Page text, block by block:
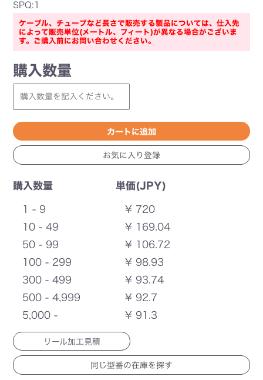
SPQ:1
ケーブル、チューブなど長さで販売する製品については、仕入先
によって販売単位(メートル、フィート)が異なる場合がございま
す。ご購入前にお問い合わせください。
購入数量
購入数量 単価(JPY)
1 - 9
¥ 720
10 - 49
¥ 169.04
50 - 99
¥ 106.72
100 - 299
¥ 98.93
300 - 499
¥ 93.74
500 - 4,999
¥ 92.7
5,000 -
¥ 91.3
リール加工見積